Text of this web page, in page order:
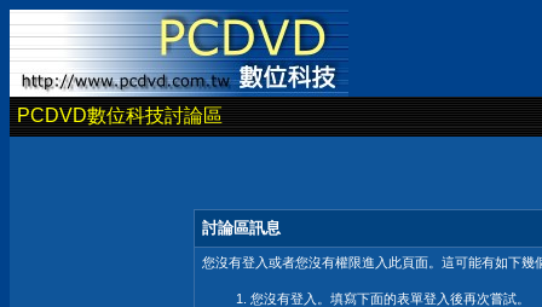
PCDVD數位科技討論區
討論區訊息
您沒有登入或者您沒有權限進入此頁面。這可能有如下幾
您沒有登入。填寫下面的表單登入後再次嘗試。